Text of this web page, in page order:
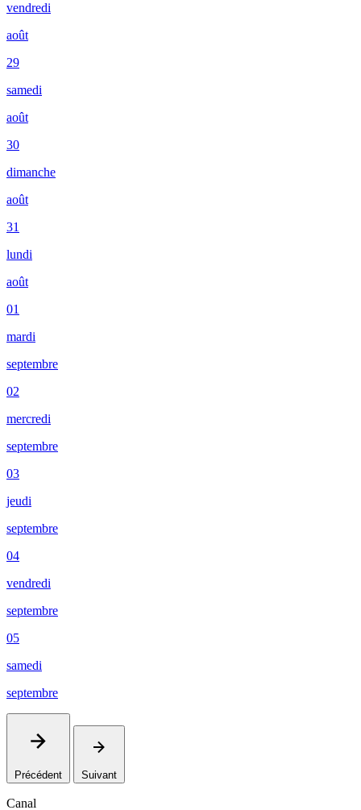
vendredi
août
29
samedi
août
30
dimanche
août
31
lundi
août
01
mardi
septembre
02
mercredi
septembre
03
jeudi
septembre
04
vendredi
septembre
05
samedi
septembre
Précédent Suivant
Canal